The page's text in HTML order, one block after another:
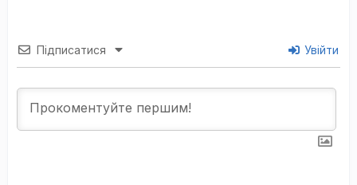
Підписатися Увійти